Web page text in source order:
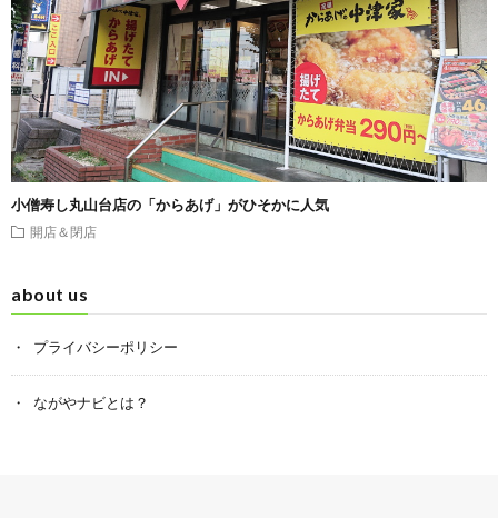
小僧寿し丸山台店の「からあげ」がひそかに人気
開店＆閉店
about us
プライバシーポリシー
ながやナビとは？